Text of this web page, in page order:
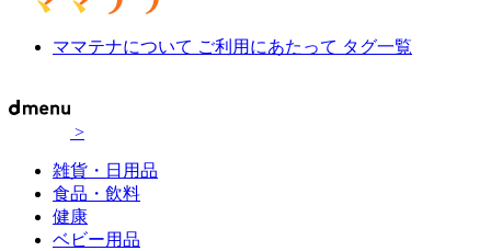
ママテナについて ご利用にあたって タグ一覧
>
雑貨・日用品
食品・飲料
健康
ベビー用品